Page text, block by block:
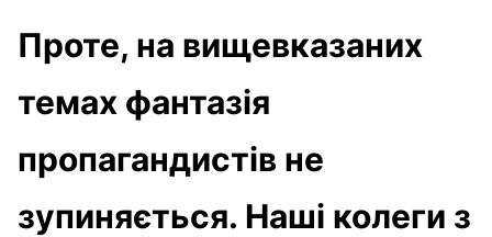
Проте, на вищевказаних
темах фантазія
пропагандистів не
зупиняється. Наші колеги з